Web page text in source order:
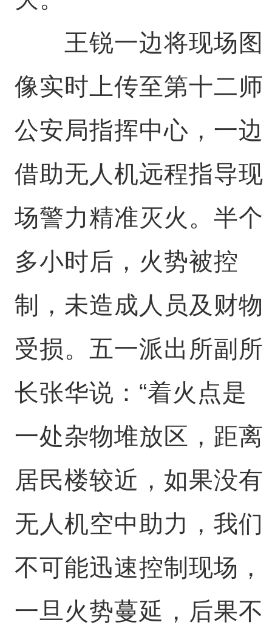
王锐一边将现场图
像实时上传至第十二师
公安局指挥中心，一边
借助无人机远程指导现
场警力精准灭火。半个
多小时后，火势被控
制，未造成人员及财物
受损。五一派出所副所
长张华说：“着火点是
一处杂物堆放区，距离
居民楼较近，如果没有
无人机空中助力，我们
不可能迅速控制现场，
一旦火势蔓延，后果不